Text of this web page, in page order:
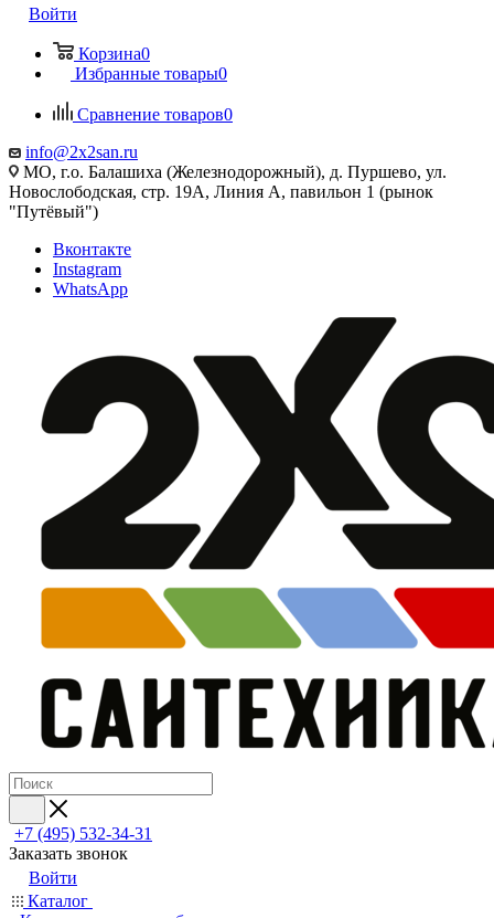
Войти
Корзина0
Избранные товары0
Сравнение товаров0
info@2x2san.ru
МО, г.о. Балашиха (Железнодорожный), д. Пуршево, ул.
Новослободская, стр. 19А, Линия А, павильон 1 (рынок
"Путёвый")
Вконтакте
Instagram
WhatsApp
+7 (495) 532‑34‑31
Заказать звонок
Войти
Каталог